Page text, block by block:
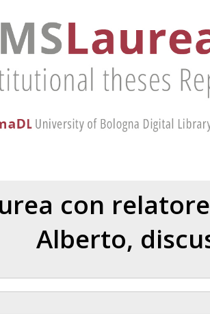
con
Alberto,